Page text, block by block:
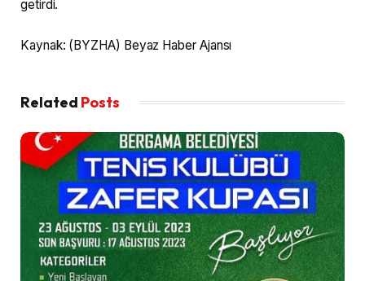
getirdi.
Kaynak: (BYZHA) Beyaz Haber Ajansı
Related Posts